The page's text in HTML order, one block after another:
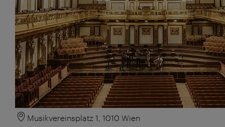
Musikvereinsplatz 1, 1010 Wien